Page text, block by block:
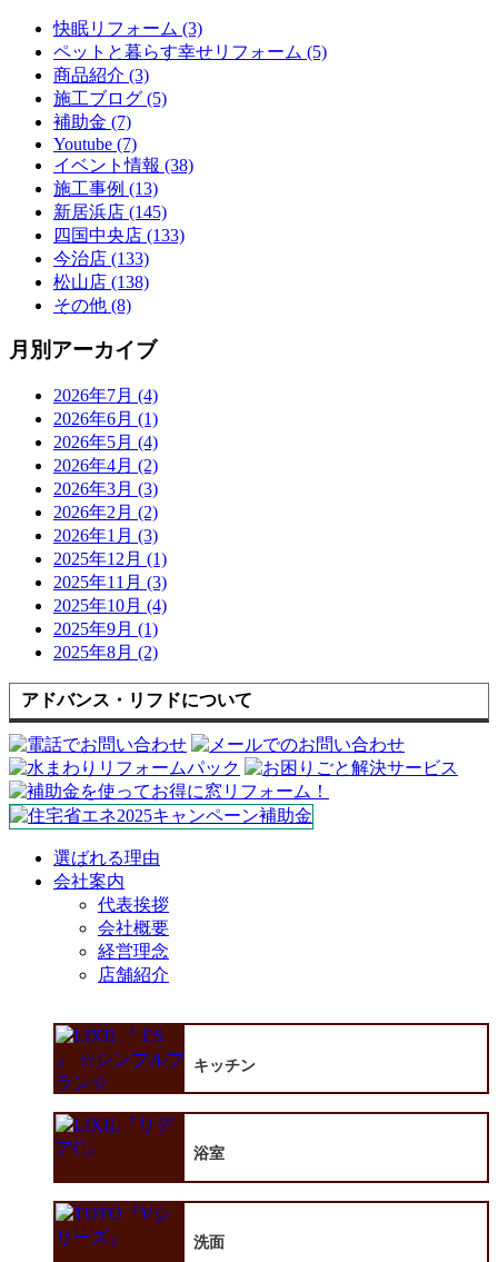
快眠リフォーム (3)
ペットと暮らす幸せリフォーム (5)
商品紹介 (3)
施工ブログ (5)
補助金 (7)
Youtube (7)
イベント情報 (38)
施工事例 (13)
新居浜店 (145)
四国中央店 (133)
今治店 (133)
松山店 (138)
その他 (8)
月別アーカイブ
2026年7月 (4)
2026年6月 (1)
2026年5月 (4)
2026年4月 (2)
2026年3月 (3)
2026年2月 (2)
2026年1月 (3)
2025年12月 (1)
2025年11月 (3)
2025年10月 (4)
2025年9月 (1)
2025年8月 (2)
アドバンス・リフドについて
選ばれる理由
会社案内
代表挨拶
会社概要
経営理念
店舗紹介
キッチン
浴室
洗面